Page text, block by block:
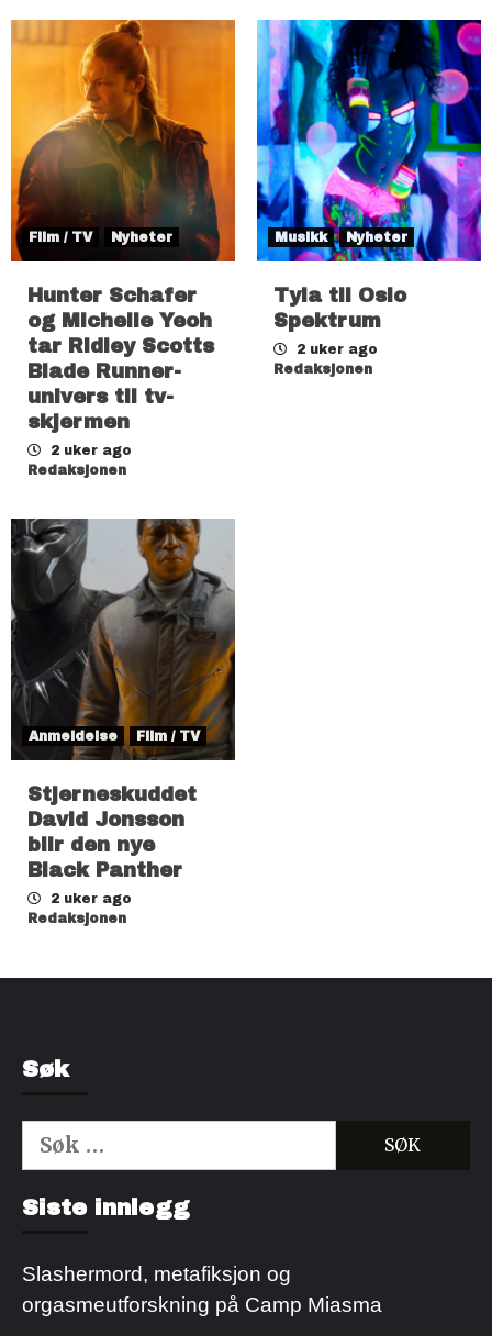
Film / TV Nyheter
Hunter Schafer
og Michelle Yeoh
tar Ridley Scotts
Blade Runner-
univers til tv-
skjermen
2 uker ago
Redaksjonen
Musikk Nyheter
Tyla til Oslo
Spektrum
2 uker ago
Redaksjonen
Anmeldelse Film / TV
Stjerneskuddet
David Jonsson
blir den nye
Black Panther
2 uker ago
Redaksjonen
Søk
Søk
etter:
Siste innlegg
Slashermord, metafiksjon og
orgasmeutforskning på Camp Miasma